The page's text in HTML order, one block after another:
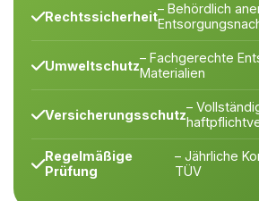
Rechtssicherheit– Behördlich
Umweltschutz– Fachgerechte
Materialien
Versicherungsschutz–
Regelmäßige
Prüfung
– Jährliche
TÜV